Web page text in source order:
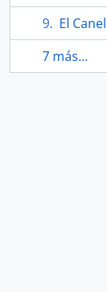
El Canelo, por
7 más...